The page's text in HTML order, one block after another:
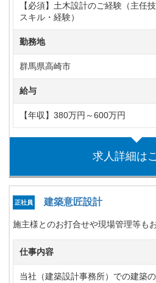
【必須】土木設計のご経験（主任
スキル・経験）
勤務地
群馬県高崎市
給与
【年収】380万円～600万円
求人詳細は
正社員 建築意匠設計
施主様とのお打合せや現場管理等も
仕事内容
当社（建築設計事務所）での建築